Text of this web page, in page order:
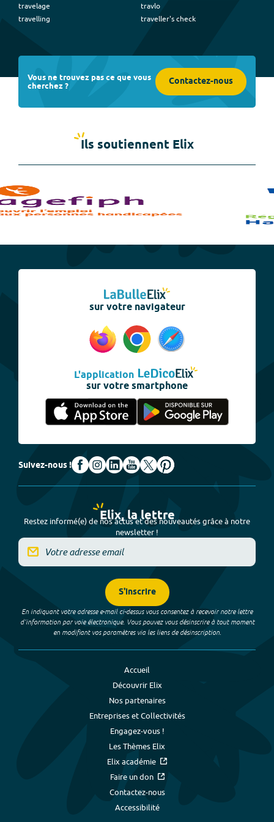
travelage
travelling
travlo
traveller's check
Vous ne trouvez pas ce que vous
cherchez ? Contactez-nous
Ils soutiennent Elix
sur votre navigateur
L'application
sur votre smartphone
Suivez-nous !
Elix, la lettre
Restez informé(e) de nos actus et des nouveautés grâce à notre
newsletter !
S'inscrire
En indiquant votre adresse e-mail ci-dessus vous consentez à recevoir notre lettre
d’information par voie électronique. Vous pouvez vous désinscrire à tout moment
en modifiant vos paramètres via les liens de désinscription.
Accueil
Découvrir Elix
Nos partenaires
Entreprises et Collectivités
Engagez-vous !
Les Thèmes Elix
Elix académie
Faire un don
Contactez-nous
Accessibilité